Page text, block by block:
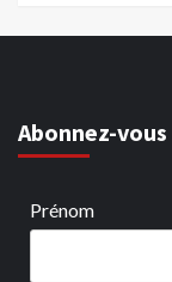
Abonnez-
Prénom